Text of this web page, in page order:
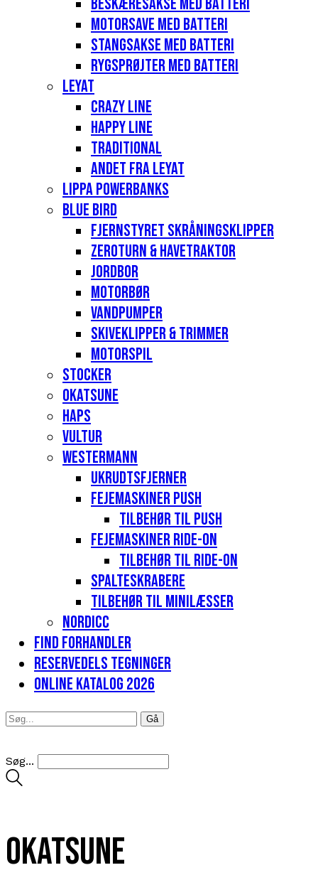
Motorsave med batteri
Stangsakse med batteri
Rygsprøjter med batteri
Leyat
Crazy Line
Happy Line
Traditional
Andet fra Leyat
Lippa Powerbanks
Blue Bird
Fjernstyret skråningsklipper
Zeroturn & havetraktor
Jordbor
Motorbør
Vandpumper
Skiveklipper & Trimmer
Motorspil
Stocker
Okatsune
Haps
Vultur
Westermann
Ukrudtsfjerner
Fejemaskiner Push
Tilbehør til push
Fejemaskiner Ride-on
Tilbehør til Ride-on
Spalteskrabere
Tilbehør til minilæsser
Nordicc
Find forhandler
Reservedels tegninger
Online katalog 2026
Søg...
Okatsune